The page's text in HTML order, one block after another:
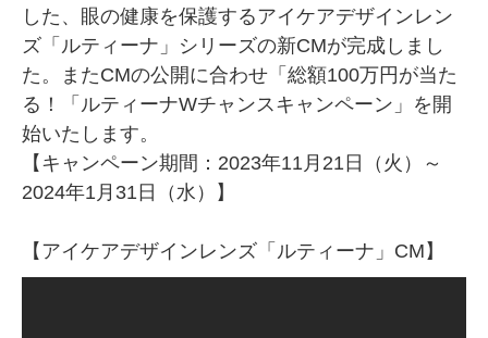
した、眼の健康を保護するアイケアデザインレン
ズ「ルティーナ」シリーズの新CMが完成しまし
た。またCMの公開に合わせ「総額100万円が当た
る！「ルティーナWチャンスキャンペーン」を開
始いたします。
【キャンペーン期間：2023年11月21日（火）～
2024年1月31日（水）】
【アイケアデザインレンズ「ルティーナ」CM】